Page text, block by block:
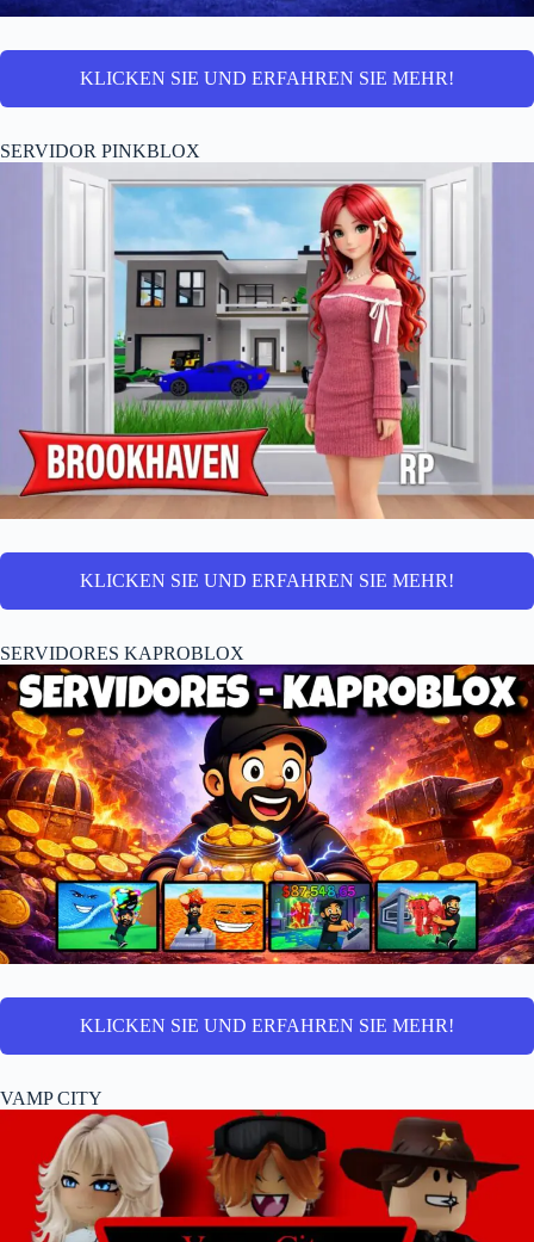
KLICKEN SIE UND ERFAHREN SIE MEHR!
SERVIDOR PINKBLOX
KLICKEN SIE UND ERFAHREN SIE MEHR!
SERVIDORES KAPROBLOX
KLICKEN SIE UND ERFAHREN SIE MEHR!
VAMP CITY